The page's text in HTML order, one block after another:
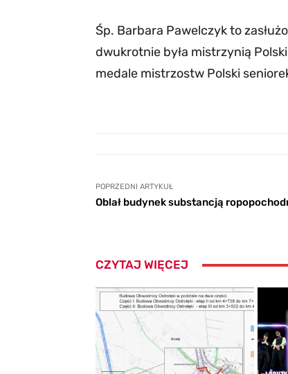
Śp. Barbara Pawelczyk to
dwukrotnie była mistrzynią
medale mistrzostw Polski
POPRZEDNI ARTYKUŁ
Oblał budynek substancją
CZYTAJ WIĘCEJ